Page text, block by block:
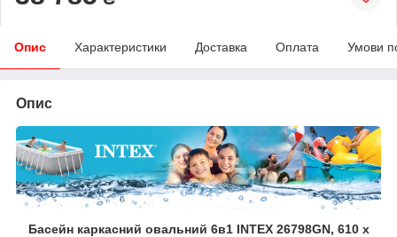
Опис Характеристики Доставка Оплата Умови
Опис
Басейн каркасний овальний 6в1 INTEX 26798GN, 610 x